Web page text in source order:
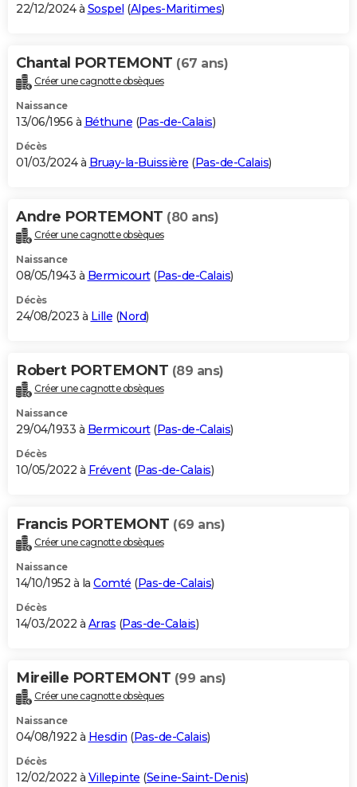
22/12/2024 à Sospel (Alpes-Maritimes)
Chantal PORTEMONT (67 ans)
Créer une cagnotte obsèques
Naissance
13/06/1956 à Béthune (Pas-de-Calais)
Décès
01/03/2024 à Bruay-la-Buissière (Pas-de-Calais)
Andre PORTEMONT (80 ans)
Créer une cagnotte obsèques
Naissance
08/05/1943 à Bermicourt(Pas-de-Calais)
Décès
24/08/2023 à Lille (Nord)
Robert PORTEMONT (89 ans)
Créer une cagnotte obsèques
Naissance
29/04/1933 à Bermicourt(Pas-de-Calais)
Décès
10/05/2022 à Frévent(Pas-de-Calais)
Francis PORTEMONT (69 ans)
Créer une cagnotte obsèques
Naissance
14/10/1952 à la Comté (Pas-de-Calais)
Décès
14/03/2022 à Arras (Pas-de-Calais)
Mireille PORTEMONT (99 ans)
Créer une cagnotte obsèques
Naissance
04/08/1922 à Hesdin (Pas-de-Calais)
Décès
12/02/2022 à Villepinte (Seine-Saint-Denis)